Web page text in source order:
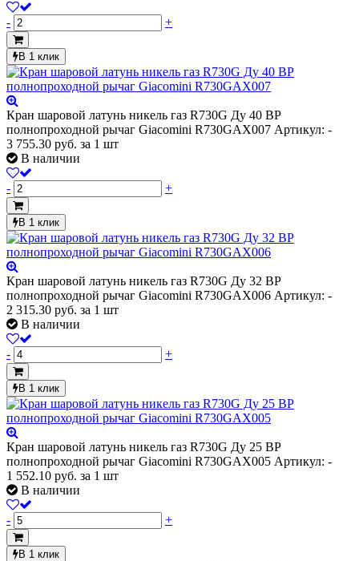
- +
В 1 клик
Кран шаровой латунь никель газ R730G Ду 40 ВР
полнопроходной рычаг Giacomini R730GAX007 Артикул: -
3 755.30 руб. за 1 шт
В наличии
- +
В 1 клик
Кран шаровой латунь никель газ R730G Ду 32 ВР
полнопроходной рычаг Giacomini R730GAX006 Артикул: -
2 315.30 руб. за 1 шт
В наличии
- +
В 1 клик
Кран шаровой латунь никель газ R730G Ду 25 ВР
полнопроходной рычаг Giacomini R730GAX005 Артикул: -
1 552.10 руб. за 1 шт
В наличии
- +
В 1 клик